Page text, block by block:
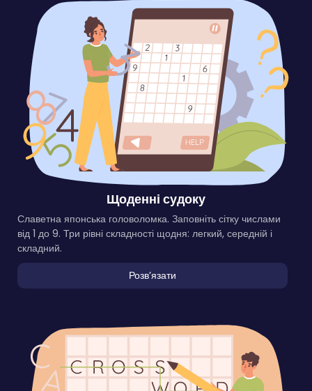
Щоденні судоку
Славетна японська головоломка. Заповніть сітку числами
від 1 до 9. Три рівні складності щодня: легкий, середній і
складний.
Розвʼязати